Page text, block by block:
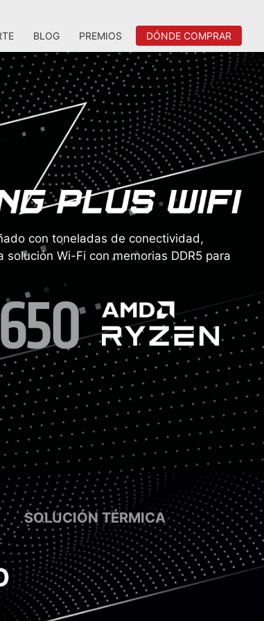
BLOG PREMIOS DÓNDE COMPRAR
con toneladas de conectividad,
Wi-Fi con memorias DDR5 para
SOLUCIÓN TÉRMICA